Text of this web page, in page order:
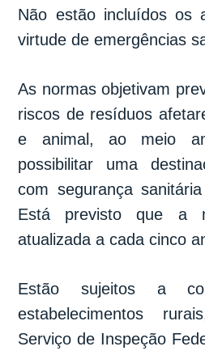
Não estão incluídos os
virtude de emergências
As normas objetivam
riscos de resíduos
e animal, ao meio
possibilitar uma
com segurança
Está previsto que a
atualizada a cada cinco
Estão sujeitos a
estabelecimentos
Serviço de Inspeção